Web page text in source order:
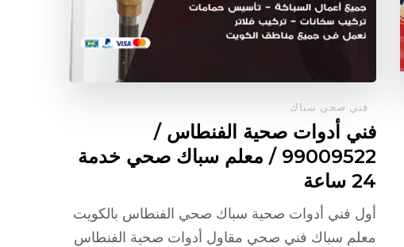
فني صحي سباك
فني أدوات صحية الفنطاس /
99009522 / معلم سباك صحي خدمة
24 ساعة
أول فني أدوات صحية سباك صحي الفنطاس بالكويت
معلم سباك فني صحي مقاول أدوات صحية الفنطاس